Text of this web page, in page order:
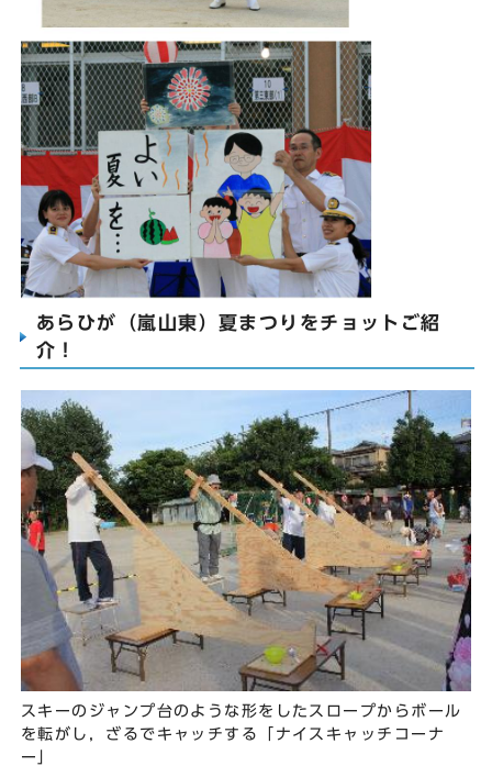
あらひが（嵐山東）夏まつりをチョットご紹
介！
スキーのジャンプ台のような形をしたスロープからボール
を転がし，ざるでキャッチする「ナイスキャッチコーナ
ー」